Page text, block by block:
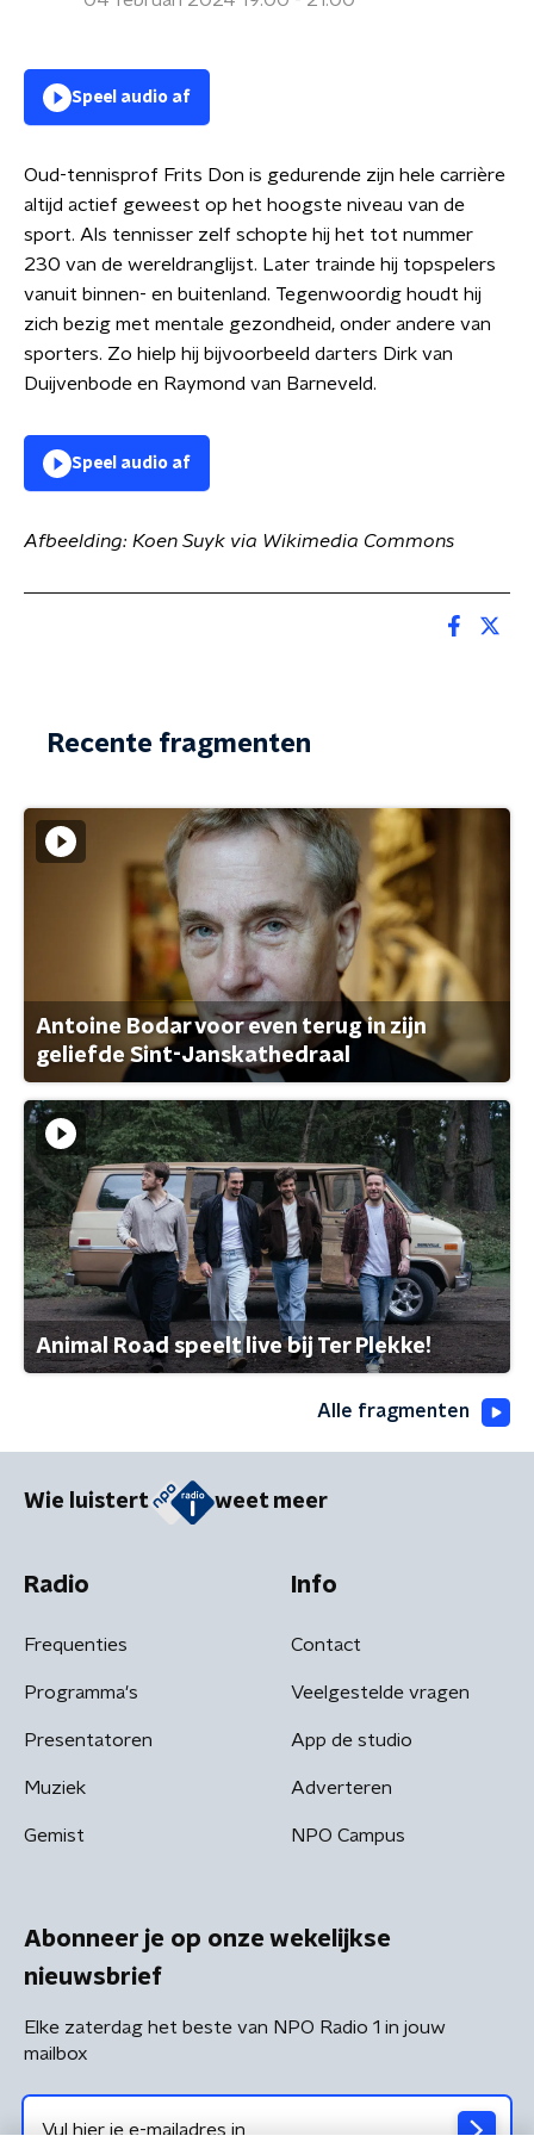
Speel audio af
Oud-tennisprof Frits Don is gedurende zijn hele carrière
altijd actief geweest op het hoogste niveau van de
sport. Als tennisser zelf schopte hij het tot nummer
230 van de wereldranglijst. Later trainde hij topspelers
vanuit binnen- en buitenland. Tegenwoordig houdt hij
zich bezig met mentale gezondheid, onder andere van
sporters. Zo hielp hij bijvoorbeeld darters Dirk van
Duijvenbode en Raymond van Barneveld.
Speel audio af
Afbeelding: Koen Suyk via Wikimedia Commons
Recente fragmenten
Antoine Bodar voor even terug in zijn
geliefde Sint-Janskathedraal
Animal Road speelt live bij Ter Plekke!
Alle fragmenten
Wie luistert weet meer
Radio
Frequenties
Programma's
Presentatoren
Muziek
Gemist
Info
Contact
Veelgestelde vragen
App de studio
Adverteren
NPO Campus
Abonneer je op onze wekelijkse
nieuwsbrief
Elke zaterdag het beste van NPO Radio 1 in jouw
mailbox